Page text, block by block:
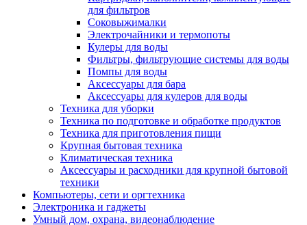
для фильтров
Соковыжималки
Электрочайники и термопоты
Кулеры для воды
Фильтры, фильтрующие системы для воды
Помпы для воды
Аксессуары для бара
Аксессуары для кулеров для воды
Техника для уборки
Техника по подготовке и обработке продуктов
Техника для приготовления пищи
Крупная бытовая техника
Климатическая техника
Аксессуары и расходники для крупной бытовой
техники
Компьютеры, сети и оргтехника
Электроника и гаджеты
Умный дом, охрана, видеонаблюдение